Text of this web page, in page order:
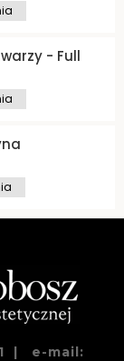
- Full
| e-mail: